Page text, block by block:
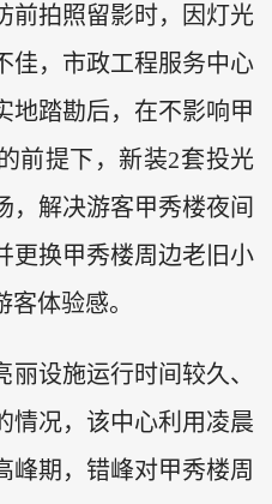
前拍照留影时，因灯光
佳，市政工程服务中心
地踏勘后，在不影响甲
前提下，新装2套投光
，解决游客甲秀楼夜间
更换甲秀楼周边老旧小
体验感。
丽设施运行时间较久、
情况，该中心利用凌晨
峰期，错峰对甲秀楼周